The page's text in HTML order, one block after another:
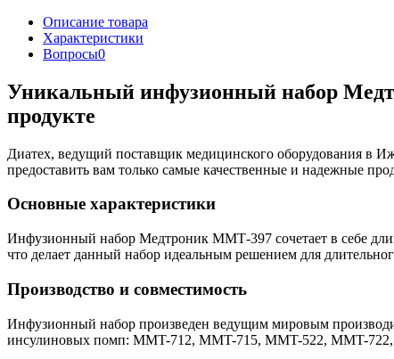
Описание товара
Характеристики
Вопросы0
Уникальный инфузионный набор
продукте
Диатех, ведущий поставщик медицинского оборудования в
предоставить вам только самые качественные и надежные
Основные характеристики
Инфузионный набор Медтроник ММТ-397 сочетает в себе
что делает данный набор идеальным решением для
Производство и совместимость
Инфузионный набор произведен ведущим мировым
инсулиновых помп: MMT-712, MMT-715, MMT-522, MMT-722,